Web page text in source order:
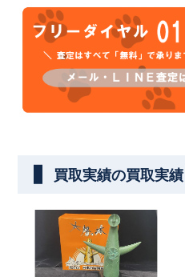
買取実績の買取実績